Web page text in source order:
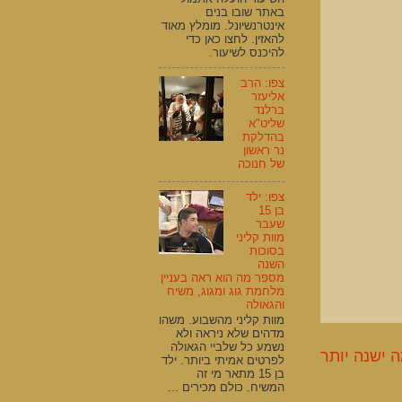
ישנה יותר
באתר שובו בנים
אינטרנשיונל. מומלץ מאוד
להאזין. לחצו כאן כדי
להיכנס לשיעור.
צפו: הרב
אליעזר
ברלנד
שליט"א
בהדלקת
נר ראשון
של חנוכה
צפו: ילד
בן 15
שעבר
מוות קליני
בסוכות
השנה
מספר מה הוא ראה בעניין
מלחמת גוג ומגוג, משיח
והגאולה
מוות קליני מהשבוע. משהו
מדהים שלא ניראה ולא
נשמע כל שלביי הגאולה
לפרטים אמיתי ביותר. ילד
בן 15 מתאר מי זה
המשיח. כולם מכירים ...